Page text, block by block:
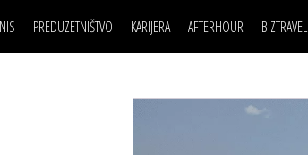
PREDUZETNIŠTVO KARIJERA AFTERHOUR BIZTRAVEL
BIZNIS SCENA
BREND I KOMUNIKACIJE
POSAO
MOJ UGAO
FILM I SCENA
AUTO SVET